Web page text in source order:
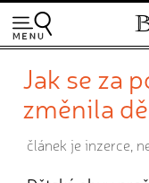
Jak se za
změnila
článek je inzerce,